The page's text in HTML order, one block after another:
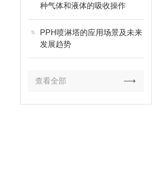
种气体和液体的吸收操作
PPH喷淋塔的应用场景及未来
发展趋势
查看全部